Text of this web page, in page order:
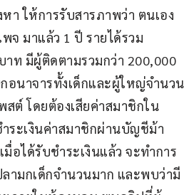
า ให้การรับสารภาพว่า ตนเอง
พจ มาแล้ว 1 ปี รายได้รวม
ท มีผู้ติดตามรวมกว่า 200,000
อนาจารทั้งเด็กและผู้ใหญ่จำนวน
สต์ โดยต้องเสียค่าสมาชิกใน
ระเงินค่าสมาชิกผ่านบัญชีม้า
อได้รับชำระเงินแล้ว จะทำการ
ามกเด็กจำนวนมาก และพบว่ามี